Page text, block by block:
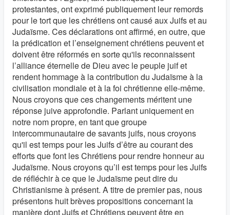
protestantes, ont exprimé publiquement leur remords
pour le tort que les chrétiens ont causé aux Juifs et au
Judaïsme. Ces déclarations ont affirmé, en outre, que
la prédication et l’enseignement chrétiens peuvent et
doivent être réformés en sorte qu'ils reconnaissent
l’alliance éternelle de Dieu avec le peuple juif et
rendent hommage à la contribution du Judaïsme à la
civilisation mondiale et à la foi chrétienne elle-même.
Nous croyons que ces changements méritent une
réponse juive approfondie. Parlant uniquement en
notre nom propre, en tant que groupe
intercommunautaire de savants juifs, nous croyons
qu'il est temps pour les Juifs d’être au courant des
efforts que font les Chrétiens pour rendre honneur au
Judaïsme. Nous croyons qu’il est temps pour les Juifs
de réfléchir à ce que le Judaïsme peut dire du
Christianisme à présent. A titre de premier pas, nous
présentons huit brèves propositions concernant la
manière dont Juifs et Chrétiens peuvent être en